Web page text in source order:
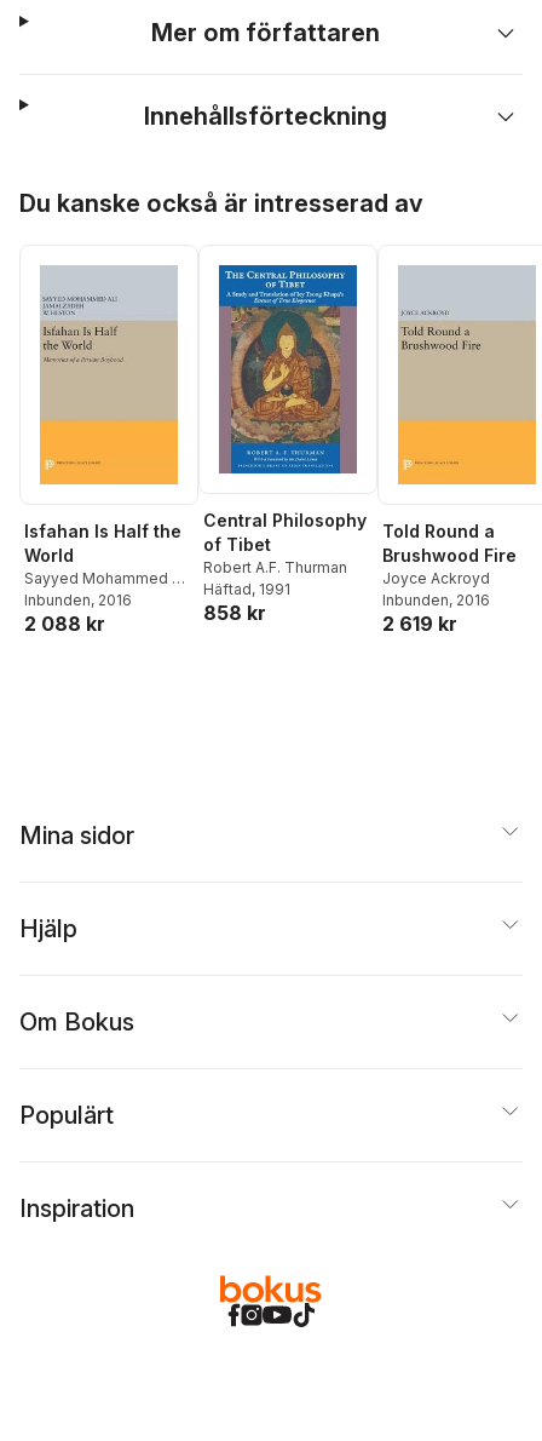
Mer om författaren
Innehållsförteckning
Du kanske också är intresserad av
Isfahan Is Half the
World
Sayyed Mohammed Ali
Jamalzadeh,W. Heston
Inbunden, 2016
2 088 kr
Central Philosophy
of Tibet
Robert A.F. Thurman
Häftad, 1991
858 kr
Told Round a
Brushwood Fire
Joyce Ackroyd
Inbunden, 2016
2 619 kr
Mina sidor
Hjälp
Om Bokus
Populärt
Inspiration